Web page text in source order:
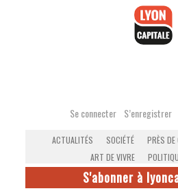
Se connecter S’enregistrer
ACTUALITÉS SOCIÉTÉ PRÈS DE
ART DE VIVRE
S'abonner à